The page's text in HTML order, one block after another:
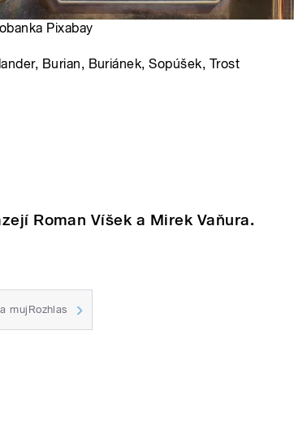
Pixabay
Burian, Buriánek, Sopúšek, Trost
Roman Víšek a Mirek Vaňura.
mujRozhlas